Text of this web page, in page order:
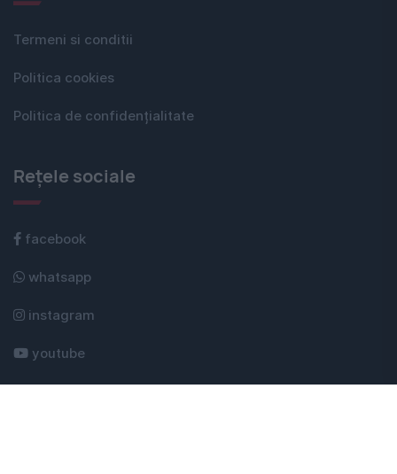
Termeni si conditii
Politica cookies
Politica de confidențialitate
Rețele sociale
facebook
whatsapp
instagram
youtube